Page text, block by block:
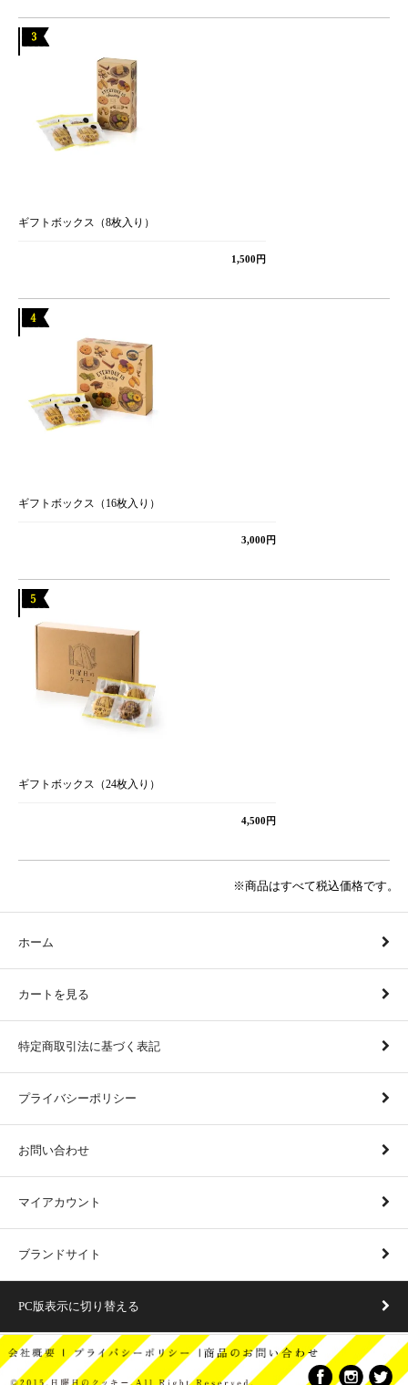
ギフトボックス（8枚入り）
1,500円
ギフトボックス（16枚入り）
3,000円
ギフトボックス（24枚入り）
4,500円
※商品はすべて税込価格です。
ホーム
カートを見る
特定商取引法に基づく表記
プライバシーポリシー
お問い合わせ
マイアカウント
ブランドサイト
PC版表示に切り替える